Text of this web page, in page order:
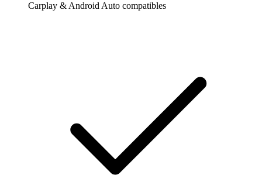
Carplay & Android Auto compatibles